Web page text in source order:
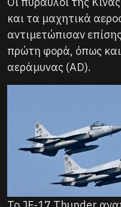
και τα μαχητικά
αντιμετώπισαν
πρώτη φορά, όπως και
αεράμυνας (AD).